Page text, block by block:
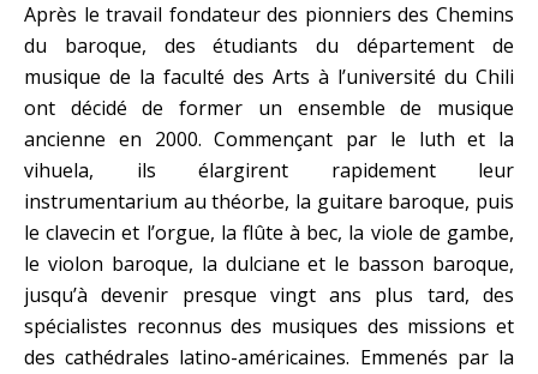
Après le travail fondateur des pionniers des Chemins
du baroque, des étudiants du département de
musique de la faculté des Arts à l’université du Chili
ont décidé de former un ensemble de musique
ancienne en 2000. Commençant par le luth et la
vihuela, ils élargirent rapidement leur
instrumentarium au théorbe, la guitare baroque, puis
le clavecin et l’orgue, la flûte à bec, la viole de gambe,
le violon baroque, la dulciane et le basson baroque,
jusqu’à devenir presque vingt ans plus tard, des
spécialistes reconnus des musiques des missions et
des cathédrales latino-américaines. Emmenés par la